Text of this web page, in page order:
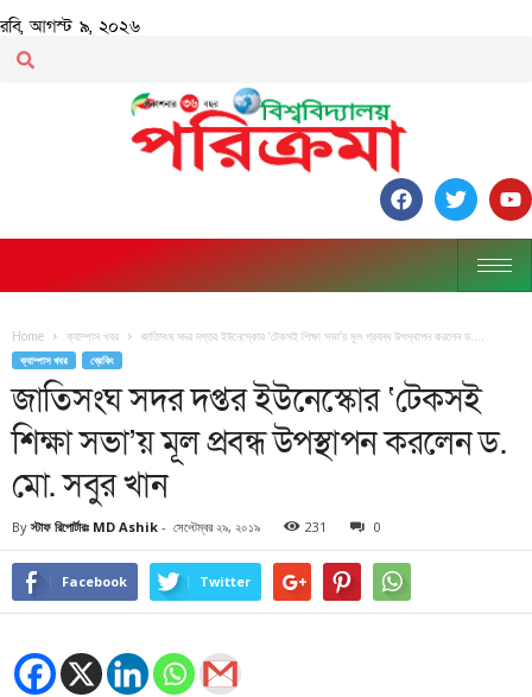
রবি, আগস্ট ৯, ২০২৬
Home ক্যাম্পাস খবর জাতিসংঘ সদর দপ্তর ইউনেস্কোর ‘টেকসই শিক্ষা সভা’য় মূল প্রবন্ধ উপস্থাপন করলেন ড....
ক্যাম্পাস খবর ব্রেকিং
জাতিসংঘ সদর দপ্তর ইউনেস্কোর ‘টেকসই
শিক্ষা সভা’য় মূল প্রবন্ধ উপস্থাপন করলেন ড.
মো. সবুর খান
By স্টাফ রিপোর্টারঃ MD Ashik - সেপ্টেম্বর ২৯, ২০১৯ 231 0
Facebook Twitter